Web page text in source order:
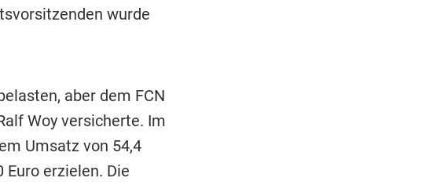
wurde
aber dem FCN
Woy versicherte. Im
Umsatz von 54,4
Euro erzielen. Die